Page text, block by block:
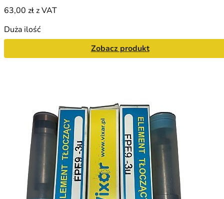
63,00 złz VAT
Duża ilość
Zobacz produkt